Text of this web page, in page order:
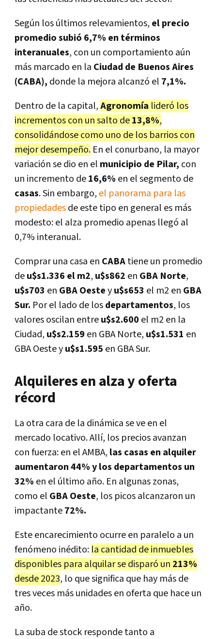
Según los últimos relevamientos, el precio
promedio subió 6,7% en términos
interanuales, con un comportamiento aún
más marcado en la Ciudad de Buenos Aires
(CABA), donde la mejora alcanzó el 7,1%.
Dentro de la capital,Agronomía lideró los
incrementos con un salto de13,8%,
consolidándose como uno de los barrios con
mejor desempeño. En el conurbano, la mayor
variación se dio en el municipio de Pilar, con
un incremento de16,6% en el segmento de
casas. Sin embargo, el panorama para las
propiedadesde este tipo en general es más
modesto: el alza promedio apenas llegó al
0,7% interanual.
Comprar una casa en CABAtiene un promedio
deu$s1.336 el m2, u$s862 en GBA Norte,
u$s703 en GBA Oesteyu$s653 el m2 en GBA
Sur. Por el lado de losdepartamentos, los
valores oscilan entreu$s2.600 el m2 en la
Ciudad, u$s2.159 en GBA Norte, u$s1.531 en
GBA Oeste yu$s1.595 en GBA Sur.
Alquileres en alza y oferta
récord
La otra cara de la dinámica se ve en el
mercado locativo. Allí, los precios avanzan
con fuerza: en el AMBA, las casas en alquiler
aumentaron 44% y los departamentos un
32% en el último año. En algunas zonas,
como el GBA Oeste, los picos alcanzaron un
impactante72%.
Este encarecimiento ocurre en paralelo a un
fenómeno inédito: la cantidad de inmuebles
disponibles para alquilar se disparó un 213%
desde 2023, lo que significa que hay más de
tres veces más unidades en oferta que hace un
año.
La suba de stock responde tanto a